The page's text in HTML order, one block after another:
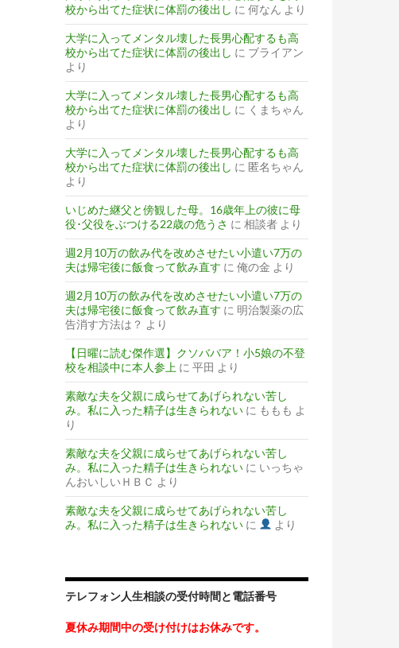
校から出てた症状に体罰の後出し に 何なん より
大学に入ってメンタル壊した長男心配するも高
校から出てた症状に体罰の後出し に ブライアン
より
大学に入ってメンタル壊した長男心配するも高
校から出てた症状に体罰の後出し に くまちゃん
より
大学に入ってメンタル壊した長男心配するも高
校から出てた症状に体罰の後出し に 匿名ちゃん
より
いじめた継父と傍観した母。16歳年上の彼に母
役･父役をぶつける22歳の危うさ に 相談者 より
週2月10万の飲み代を改めさせたい小遣い7万の
夫は帰宅後に飯食って飲み直す に 俺の金 より
週2月10万の飲み代を改めさせたい小遣い7万の
夫は帰宅後に飯食って飲み直す に 明治製薬の広
告消す方法は？ より
【日曜に読む傑作選】クソババア！小5娘の不登
校を相談中に本人参上 に 平田 より
素敵な夫を父親に成らせてあげられない苦し
み。私に入った精子は生きられない に ももも よ
り
素敵な夫を父親に成らせてあげられない苦し
み。私に入った精子は生きられない に いっちゃ
んおいしいＨＢＣ より
素敵な夫を父親に成らせてあげられない苦し
み。私に入った精子は生きられない に より
テレフォン人生相談の受付時間と電話番号
夏休み期間中の受け付けはお休みです。